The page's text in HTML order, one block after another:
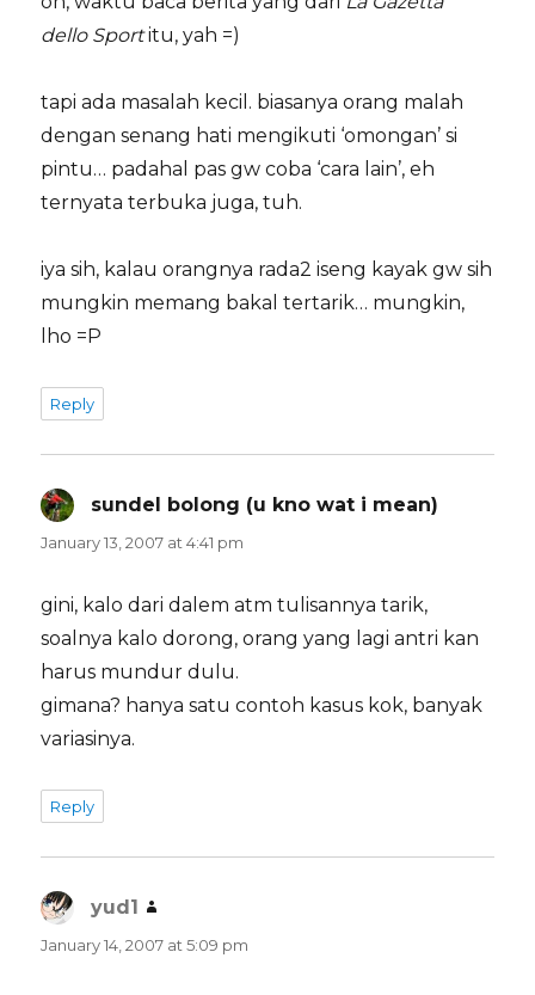
dello Sportitu, yah =)
tapi ada masalah kecil. biasanya orang malah
dengan senang hati mengikuti ‘omongan’ si
pintu… padahal pas gw coba ‘cara lain’, eh
ternyata terbuka juga, tuh.
iya sih, kalau orangnya rada2 iseng kayak gw sih
mungkin memang bakal tertarik… mungkin,
lho =P
Reply
sundel bolong (u kno wat i mean)
January 13, 2007 at 4:41 pm
gini, kalo dari dalem atm tulisannya tarik,
soalnya kalo dorong, orang yang lagi antri kan
harus mundur dulu.
gimana? hanya satu contoh kasus kok, banyak
variasinya.
Reply
yud1
January 14, 2007 at 5:09 pm